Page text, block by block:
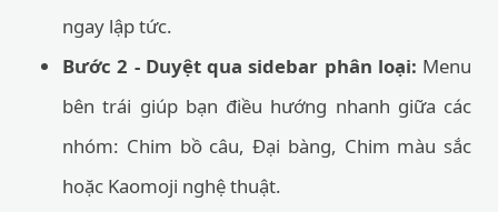
ngay lập tức.
Bước 2 - Duyệt qua sidebar phân loại: Menu
bên trái giúp bạn điều hướng nhanh giữa các
nhóm: Chim bồ câu, Đại bàng, Chim màu sắc
hoặc Kaomoji nghệ thuật.